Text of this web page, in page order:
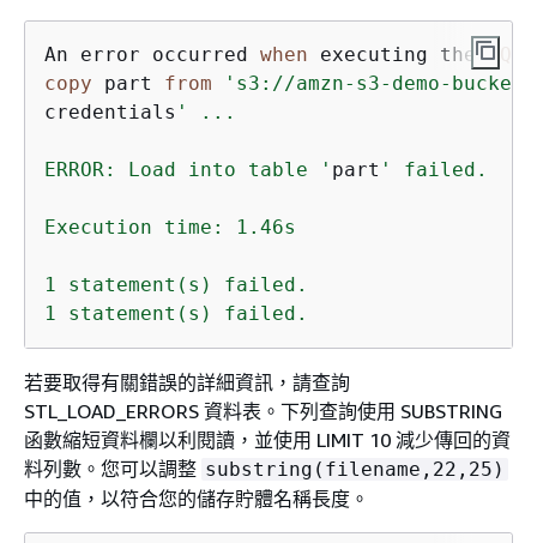
An error occurred when executing the SQL
copy part from
's3://amzn-s3-demo-
credentials ' ...
ERROR: Load into table ' part ' failed.
Execution time: 1.46s
1 statement(s) failed.
1 statement(s) failed.
若要取得有關錯誤的詳細資訊，請查詢
STL_LOAD_ERRORS 資料表。下列查詢使用 SUBSTRING
函數縮短資料欄以利閱讀，並使用 LIMIT 10 減少傳回的資
料列數。您可以調整 substring(filename,22,25)
中的值，以符合您的儲存貯體名稱長度。